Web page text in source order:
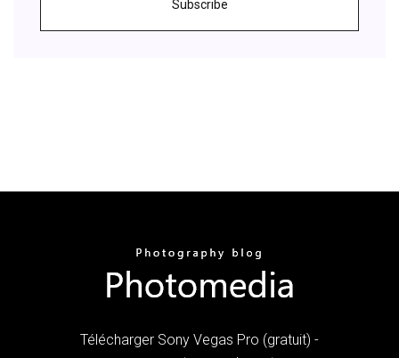
Subscribe
Télécharger Sony Vegas Pro (gratuit) -